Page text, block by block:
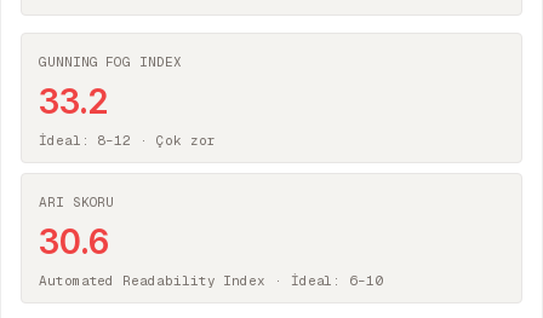
GUNNING FOG INDEX
33.2
İdeal: 8–12 · Çok zor
ARI SKORU
30.6
Automated Readability Index · İdeal: 6–10